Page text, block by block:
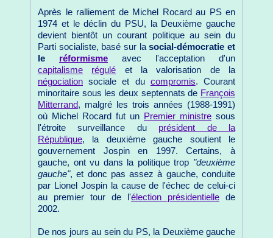
Après le ralliement de Michel Rocard au PS en
1974 et le déclin du PSU, la Deuxième gauche
devient bientôt un courant politique au sein du
Parti socialiste, basé sur lasocial-démocratie et
le réformisme avec l'acceptation d'un
capitalisme
régulé et la valorisation de la
négociation sociale et du compromis. Courant
minoritaire sous les deux septennats de François
Mitterrand, malgré les trois années (1988-1991)
où Michel Rocard fut un Premier ministre sous
l'étroite surveillance du président de la
République, la deuxième gauche soutient le
gouvernement Jospin en 1997. Certains, à
gauche, ont vu dans la politique trop "deuxième
gauche", et donc pas assez à gauche, conduite
par Lionel Jospin la cause de l'échec de celui-ci
au premier tour de l'élection présidentielle de
2002.
De nos jours au sein du PS, la Deuxième gauche